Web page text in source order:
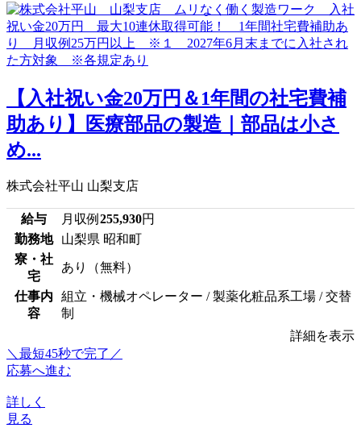
【入社祝い金20万円＆1年間の社宅費補
助あり】医療部品の製造｜部品は小さ
め...
株式会社平山 山梨支店
給与 月収例 255,930円
勤務地
山梨県 昭和町
寮・社
宅
あり（無料）
仕事内
容
組立・機械オペレーター / 製薬化粧品系工場 / 交替
制
詳細を表示
＼最短45秒で完了／
応募へ進む
詳しく
見る